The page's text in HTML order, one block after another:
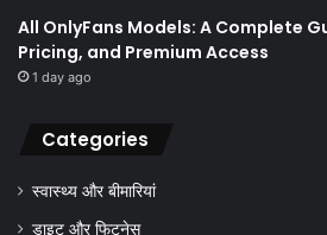
All OnlyFans Models: A Complete
Pricing, and Premium Access
1 day ago
Categories
स्वास्थ्य और बीमारियां
डाइट और फिटनेस